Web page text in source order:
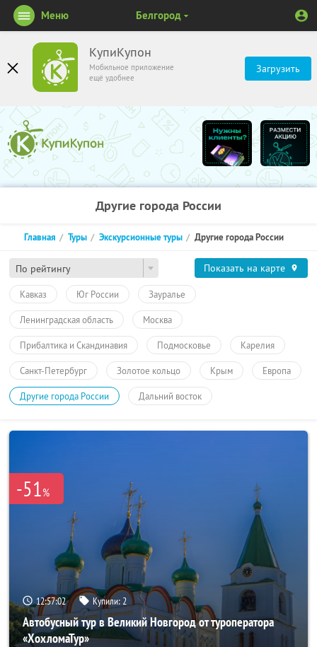
КупиКупон
Мобильное приложение
ещё удобнее
Загрузить
Меню Белгород
Другие города России
По рейтингу
Главная Туры Экскурсионные туры Другие города России
Показать на карте
Кавказ Юг России Зауралье
Ленинградская область Москва
Прибалтика и Скандинавия Подмосковье Карелия
Санкт-Петербург Золотое кольцо Крым Европа
Другие города России Дальний восток
-51%
12:57:02 Купили: 2
Автобусный тур в Великий Новгород от туроператора
«ХохломаТур»